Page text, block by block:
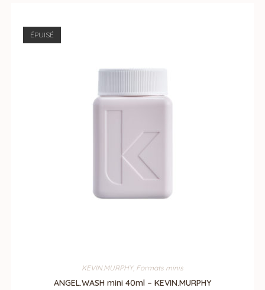
ÉPUISÉ
KEVIN.MURPHY, Formats minis
ANGEL.WASH mini 40ml – KEVIN.MURPHY